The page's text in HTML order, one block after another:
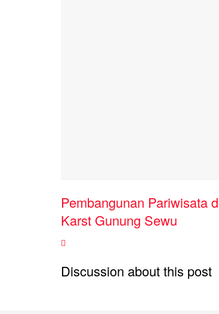
Pembangunan Pariwisata
Karst Gunung Sewu
Discussion about this post